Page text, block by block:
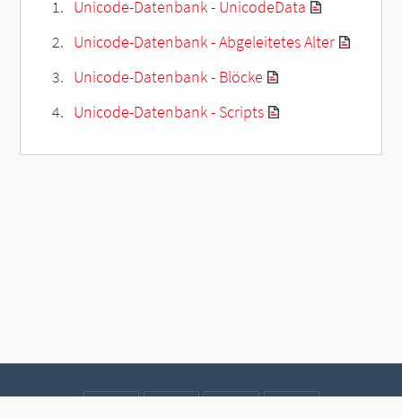
Unicode-Datenbank - UnicodeData
Unicode-Datenbank - Abgeleitetes Alter
Unicode-Datenbank - Blöcke
Unicode-Datenbank - Scripts